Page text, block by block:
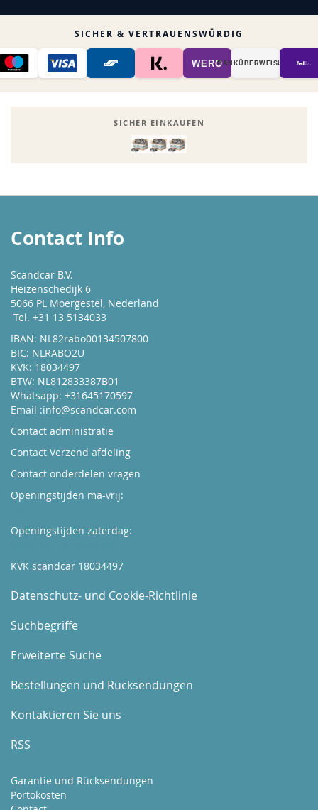
SICHER & VERTRAUENSWÜRDIG
WEROBANK­ÜBER­WEISUNG
SICHER EINKAUFEN
Contact Info
Scandcar B.V.
Heizenschedijk 6
5066 PL Moergestel, Nederland
Tel. +31 13 5134033
IBAN: NL82rabo00134507800
BIC: NLRABO2U
KVK: 18034497
BTW: NL812833387B01
Whatsapp: +31645170597
Email :info@scandcar.com
Contact administratie
Contact Verzend afdeling
Contact onderdelen vragen
Openingstijden ma-vrij:
Openingstijden zaterdag:
KVK scandcar 18034497
Datenschutz- und Cookie-Richtlinie
Suchbegriffe
Erweiterte Suche
Bestellungen und Rücksendungen
Kontaktieren Sie uns
RSS
Garantie und Rücksendungen
Portokosten